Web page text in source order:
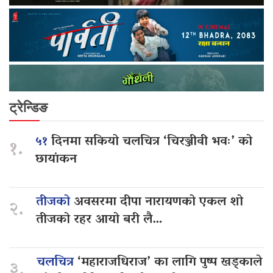
ट्रेन्डिङ
१. ५१दिनमा सकियो चलचित्र ‘चिरञ्जीवी भवः’ को
छायांकन
२. तीजकोअवसरमा दीपा नारायणको एकल शो
तीजको रहर आयो बरी लै…
चलचित्र‘महाराजधिराज’ का लागि पुष्प खड्काले